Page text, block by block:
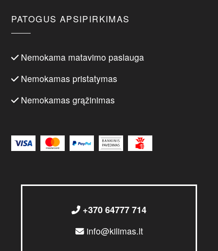
PATOGUS APSIPIRKIMAS
Nemokama matavimo paslauga
Nemokamas pristatymas
Nemokamas grąžinimas
+370 64777 714
info@kilimas.lt